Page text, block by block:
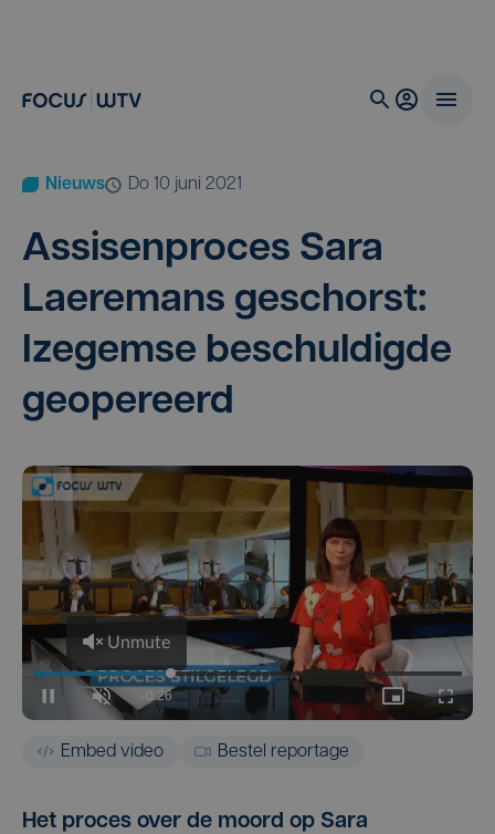
Nieuws do 10 juni 2021
Assisen­pro­ces Sara
Lae­re­mans geschorst:
Ize­gem­se beschul­dig­de
geopereerd
Embed video Bestel reportage
Het proces over de moord op Sara